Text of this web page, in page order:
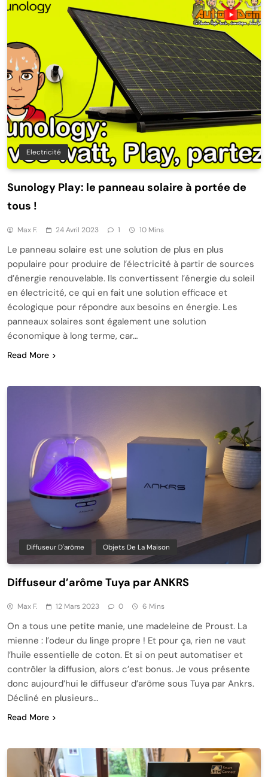
Electricité
Sunology Play: le panneau solaire à portée de
tous !
Max F. 24 Avril 2023 1 10 Mins
Le panneau solaire est une solution de plus en plus
populaire pour produire de l’électricité à partir de sources
d’énergie renouvelable. Ils convertissent l’énergie du soleil
en électricité, ce qui en fait une solution efficace et
écologique pour répondre aux besoins en énergie. Les
panneaux solaires sont également une solution
économique à long terme, car…
Read More
Diffuseur D'arôme Objets De La Maison
Diffuseur d’arôme Tuya par ANKRS
Max F. 12 Mars 2023 0 6 Mins
On a tous une petite manie, une madeleine de Proust. La
mienne : l’odeur du linge propre ! Et pour ça, rien ne vaut
l’huile essentielle de coton. Et si on peut automatiser et
contrôler la diffusion, alors c’est bonus. Je vous présente
donc aujourd’hui le diffuseur d’arôme sous Tuya par Ankrs.
Décliné en plusieurs…
Read More